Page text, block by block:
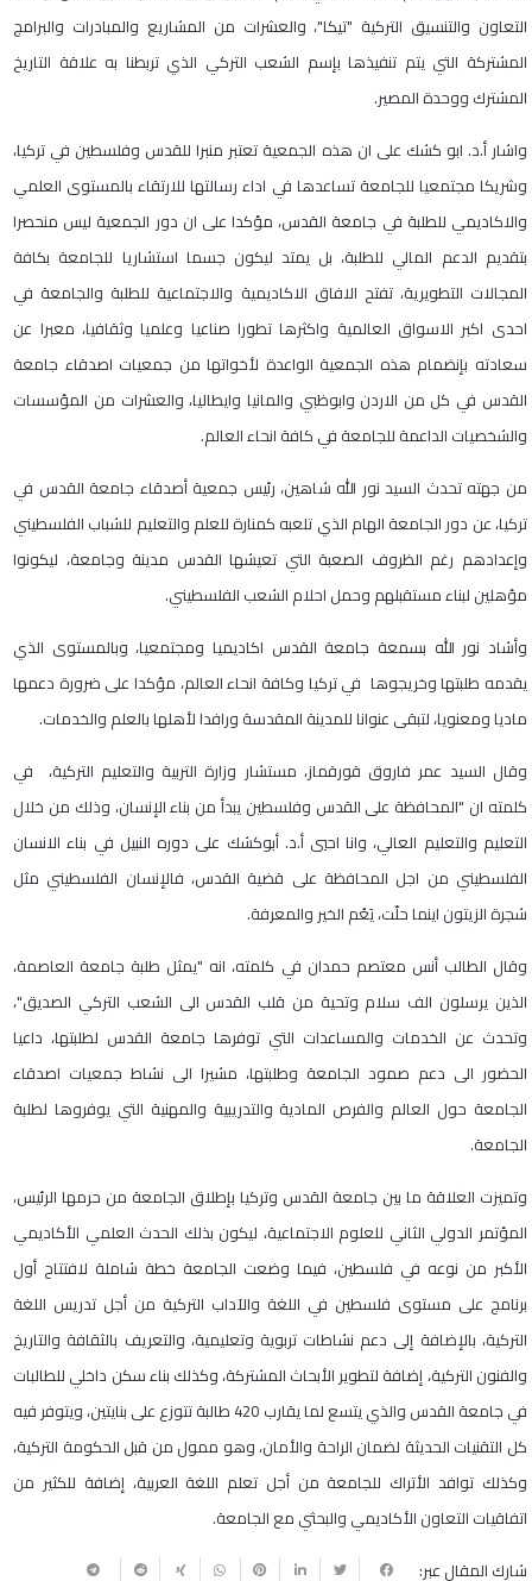
التعاون والتنسيق التركية "تيكا"، والعشرات من المشاريع والمبادرات والبرامج
المشتركة التي يتم تنفيذها بإسم الشعب التركي الذي تربطنا به علاقة التاريخ
المشترك ووحدة المصير.
واشار أ.د. ابو كشك على ان هذه الجمعية تعتبر منبرا للقدس وفلسطين في تركيا،
وشريكا مجتمعيا للجامعة تساعدها في اداء رسالتها للارتقاء بالمستوى العلمي
والاكاديمي للطلبة في جامعة القدس، مؤكدا على ان دور الجمعية ليس منحصرا
بتقديم الدعم المالي للطلبة، بل يمتد ليكون جسما استشاريا للجامعة بكافة
المجالات التطويرية، تفتح الافاق الاكاديمية والاجتماعية للطلبة والجامعة في
احدى اكبر الاسواق العالمية واكثرها تطورا صناعيا وعلميا وثقافيا، معبرا عن
سعادته بإنضمام هذه الجمعية الواعدة لأخواتها من جمعيات اصدقاء جامعة
القدس في كل من الاردن وابوظبي والمانيا وايطاليا، والعشرات من المؤسسات
والشخصيات الداعمة للجامعة في كافة انحاء العالم.
من جهته تحدث السيد نور الله شاهين، رئيس جمعية أصدقاء جامعة القدس في
تركيا، عن دور الجامعة الهام الذي تلعبه كمنارة للعلم والتعليم للشباب الفلسطيني
وإعدادهم رغم الظروف الصعبة التي تعيشها القدس مدينة وجامعة، ليكونوا
مؤهلين لبناء مستقبلهم وحمل احلام الشعب الفلسطيني.
وأشاد نور الله بسمعة جامعة القدس اكاديميا ومجتمعيا، وبالمستوى الذي
يقدمه طلبتها وخريجوها في تركيا وكافة انحاء العالم، مؤكدا على ضرورة دعمها
ماديا ومعنويا، لتبقى عنوانا للمدينة المقدسة ورافدا لأهلها بالعلم والخدمات.
وقال السيد عمر فاروق قورقماز، مستشار وزارة التربية والتعليم التركية، في
كلمته ان "المحافظة على القدس وفلسطين يبدأ من بناء الإنسان، وذلك من خلال
التعليم والتعليم العالي، وانا احيي أ.د. أبوكشك على دوره النبيل في بناء الانسان
الفلسطيني من اجل المحافظة على قضية القدس، فالإنسان الفلسطيني مثل
شجرة الزيتون اينما حلّت، يَعُم الخير والمعرفة.
وقال الطالب أنس معتصم حمدان في كلمته، انه "يمثل طلبة جامعة العاصمة،
الذين يرسلون الف سلام وتحية من قلب القدس الى الشعب التركي الصديق"،
وتحدث عن الخدمات والمساعدات التي توفرها جامعة القدس لطلبتها، داعيا
الحضور الى دعم صمود الجامعة وطلبتها، مشيرا الى نشاط جمعيات اصدقاء
الجامعة حول العالم والفرص المادية والتدريبية والمهنية التي يوفروها لطلبة
الجامعة.
وتميزت العلاقة ما بين جامعة القدس وتركيا بإطلاق الجامعة من حرمها الرئيس،
المؤتمر الدولي الثاني للعلوم الاجتماعية، ليكون بذلك الحدث العلمي الأكاديمي
الأكبر من نوعه في فلسطين، فيما وضعت الجامعة خطة شاملة لافتتاح أول
برنامج على مستوى فلسطين في اللغة والآداب التركية من أجل تدريس اللغة
التركية، بالإضافة إلى دعم نشاطات تربوية وتعليمية، والتعريف بالثقافة والتاريخ
والفنون التركية، إضافة لتطوير الأبحاث المشتركة، وكذلك بناء سكن داخلي للطالبات
في جامعة القدس والذي يتسع لما يقارب 420 طالبة تتوزع على بنايتين، ويتوفر فيه
كل التقنيات الحديثة لضمان الراحة والأمان، وهو ممول من قبل الحكومة التركية،
وكذلك توافد الأتراك للجامعة من أجل تعلم اللغة العربية، إضافة للكثير من
اتفاقيات التعاون الأكاديمي والبحثي مع الجامعة.
شارك المقال عبر: